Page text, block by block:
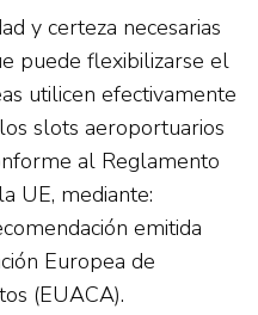
y certeza necesarias
puede flexibilizarse el
utilicen efectivamente
slots aeroportuarios
al Reglamento
UE, mediante:
emitida
Europea de
(EUACA).